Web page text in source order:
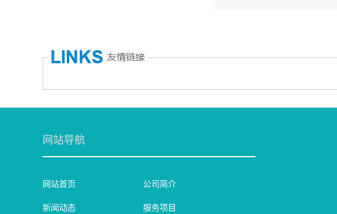
网站导航
网站首页 公司简介
新闻动态 服务项目